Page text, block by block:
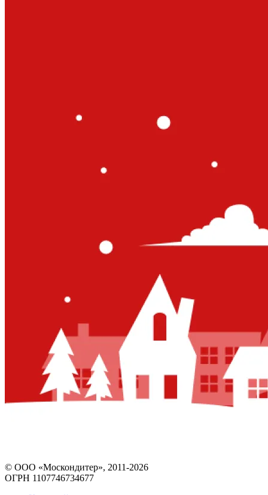
© ООО «Москондитер», 2011-2026
ОГРН 1107746734677